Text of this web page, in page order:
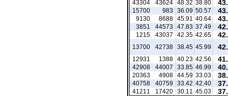
38.80
48.32
43624
43304
50.57
36.09
983
15700
40.64
45.91
8688
9130
37.49
47.83
44573
3851
42.65
42.35
43037
1215
45.99
38.45
42738
13700
42.56
40.23
1388
12931
46.99
33.85
44007
42908
33.03
44.59
4908
20363
42.40
33.42
40759
40758
45.03
30.11
17420
41211